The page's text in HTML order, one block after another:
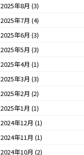
2025年8月 (3)
2025年7月 (4)
2025年6月 (3)
2025年5月 (3)
2025年4月 (1)
2025年3月 (3)
2025年2月 (2)
2025年1月 (1)
2024年12月 (1)
2024年11月 (1)
2024年10月 (2)